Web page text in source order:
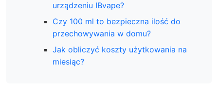
urządzeniu IBvape?
Czy 100 ml to bezpieczna ilość do
przechowywania w domu?
Jak obliczyć koszty użytkowania na
miesiąc?